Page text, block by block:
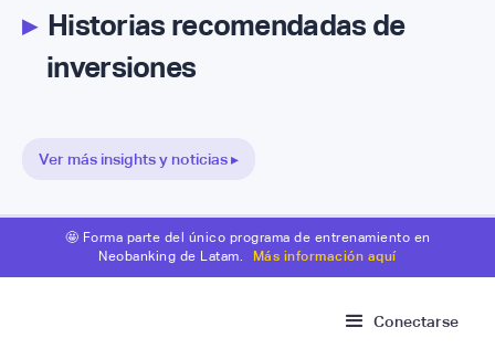
▸Historias recomendadas de
inversiones
Ver más insights y noticias ▸
🤩 Forma parte del único programa de entrenamiento en
Neobanking de Latam.
Más información aquí
Conectarse